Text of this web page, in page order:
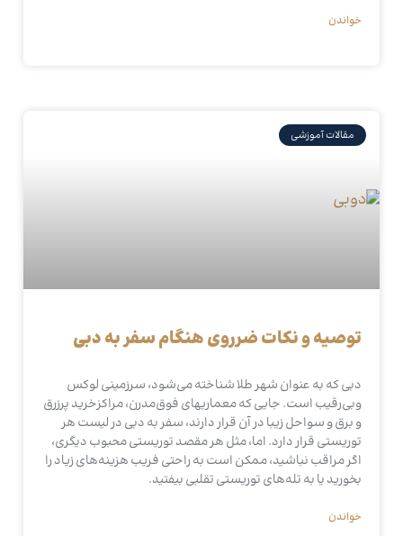
خواندن
مقالات آموزشی
توصیه و نکات ضرروی هنگام سفر به دبی
دبی که به عنوان شهر طلا شناخته می‌شود، سرزمینی لوکس
وبی‌رقیب است. جایی که معماریهای فوق‌مدرن، مراکزخرید پرزرق
و برق و سواحل زیبا در آن قرار دارند، سفر به دبی در لیست هر
توریستی قرار دارد. اما، مثل هر مقصد توریستی محبوب دیگری،
اگر مراقب نباشید، ممکن است به راحتی فریب هزینه‌های زیاد را
بخورید یا به تله‌های توریستی تقلبی بیفتید.
خواندن